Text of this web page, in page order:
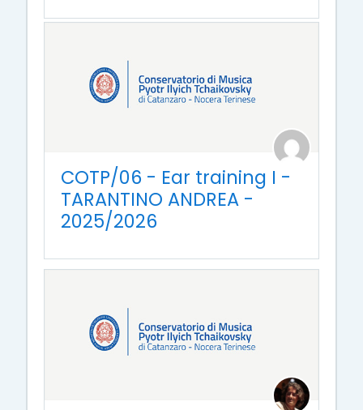
COTP/06 - Ear training I -
TARANTINO ANDREA -
2025/2026